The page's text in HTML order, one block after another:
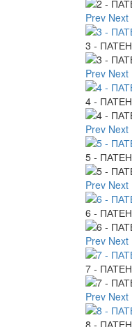
Prev Next
3 -
Prev Next
4 -
Prev Next
5 -
Prev Next
6 -
Prev Next
7 -
Prev Next
8 -